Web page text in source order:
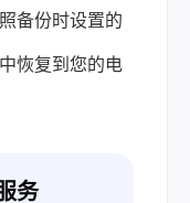
备份时设置的
恢复到您的电
务